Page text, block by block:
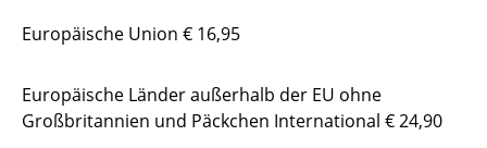
Europäische Union € 16,95
Europäische Länder außerhalb der EU ohne
Großbritannien und Päckchen International € 24,90